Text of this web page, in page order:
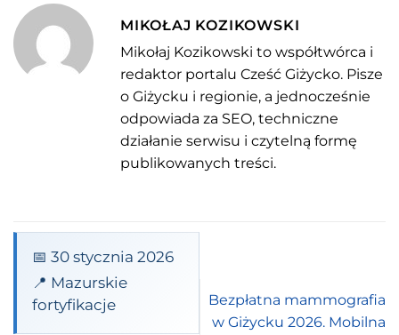
MIKOŁAJ KOZIKOWSKI
Mikołaj Kozikowski to współtwórca i
redaktor portalu Cześć Giżycko. Pisze
o Giżycku i regionie, a jednocześnie
odpowiada za SEO, techniczne
działanie serwisu i czytelną formę
publikowanych treści.
📅 30 stycznia 2026
📍 Mazurskie
fortyfikacje
Bezpłatna mammografia
w Giżycku 2026. Mobilna